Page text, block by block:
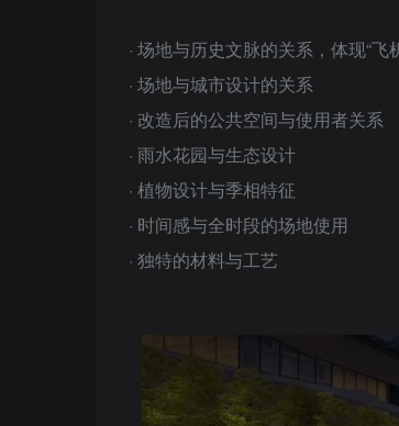
· 场地与历史文脉的关系，体现“飞
· 场地与城市设计的关系
· 改造后的公共空间与使用者关系
· 雨水花园与生态设计
· 植物设计与季相特征
· 时间感与全时段的场地使用
· 独特的材料与工艺